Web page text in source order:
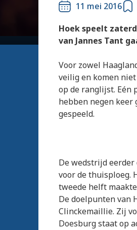
11 mei 2016
Hoek speelt
van Jannes Tant
Voor zowel
veilig en komen
op de ranglijst. Eén
hebben negen keer
gespeeld.
De wedstrijd
voor de thuisploeg.
tweede helft
De doelpunten van
Clinckemaillie. Zij
Doesburg staat op